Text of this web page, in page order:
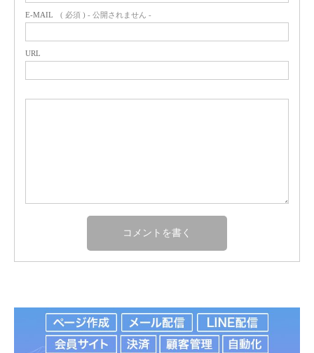
E-MAIL ( 必須 ) - 公開されません -
URL